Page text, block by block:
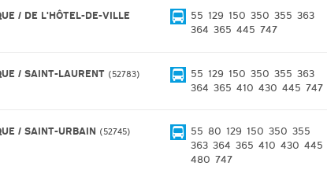
/ DE L'HÔTEL-DE-VILLE 55 129 150 350 355 363
364 365 445 747
/ SAINT-LAURENT 52783 55 129 150 350 355 363
364 365 410 430 445 747
/ SAINT-URBAIN 52745 55 80 129 150 350 355
363 364 365 410 430 445
480 747